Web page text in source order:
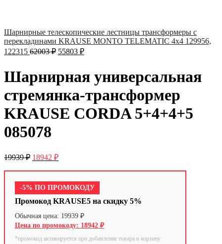
Шарнирные телескопические лестницы трансформеры с
перекладинами KRAUSE MONTO TELEMATIC 4х4 129956,
122315 62003₽ 55803 ₽
Шарнирная универсальная
стремянка-трансформер
KRAUSE CORDA 5+4+4+5
085078
19939₽ 18942 ₽
-5% ПО ПРОМОКОДУ
Промокод KRAUSE5 на скидку 5%
19939 ₽
18942 ₽
*промокод активируется при добавление товара в корзину